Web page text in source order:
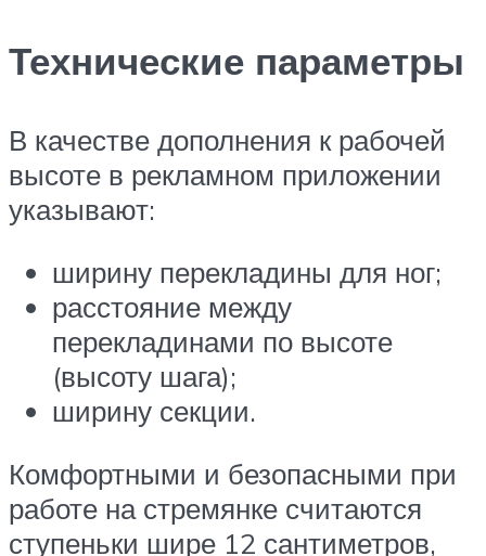
Технические параметры
В качестве дополнения к рабочей
высоте в рекламном приложении
указывают:
ширину перекладины для ног;
расстояние между
перекладинами по высоте
(высоту шага);
ширину секции.
Комфортными и безопасными при
работе на стремянке считаются
ступеньки шире 12 сантиметров,